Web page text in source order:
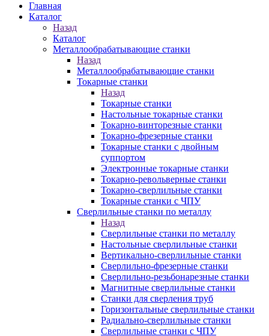
Главная
Каталог
Назад
Каталог
Металлообрабатывающие станки
Назад
Металлообрабатывающие станки
Токарные станки
Назад
Токарные станки
Настольные токарные станки
Токарно-винторезные станки
Токарно-фрезерные станки
Токарные станки с двойным
суппортом
Электронные токарные станки
Токарно-револьверные станки
Токарно-сверлильные станки
Токарные станки с ЧПУ
Сверлильные станки по металлу
Назад
Сверлильные станки по металлу
Настольные сверлильные станки
Вертикально-сверлильные станки
Сверлильно-фрезерные станки
Сверлильно-резьбонарезные станки
Магнитные сверлильные станки
Станки для сверления труб
Горизонтальные сверлильные станки
Радиально-сверлильные станки
Сверлильные станки с ЧПУ